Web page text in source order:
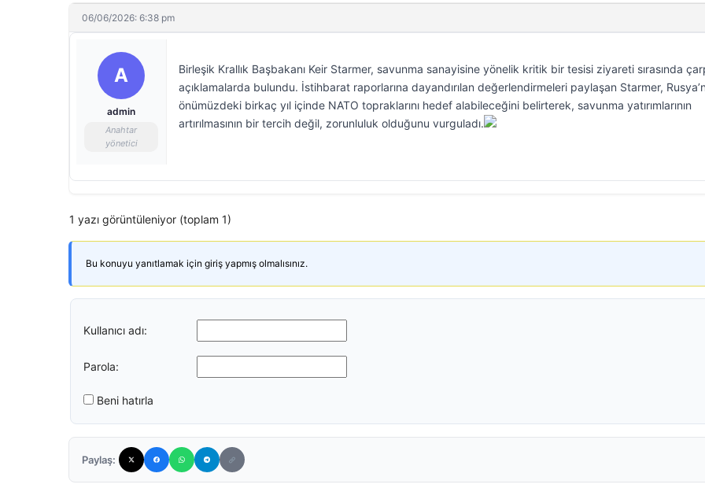
06/06/2026: 6:38 pm
A
admin
Anahtar
yönetici
Birleşik Krallık Başbakanı Keir Starmer, savunma sanayisine yönelik kritik bir tesisi ziyareti sırasında
açıklamalarda bulundu. İstihbarat raporlarına dayandırılan değerlendirmeleri paylaşan Starmer,
önümüzdeki birkaç yıl içinde NATO topraklarını hedef alabileceğini belirterek, savunma yatırımlarının
artırılmasının bir tercih değil, zorunluluk olduğunu vurguladı.
1 yazı görüntüleniyor (toplam 1)
Bu konuyu yanıtlamak için giriş yapmış olmalısınız.
Kullanıcı adı:
Parola:
Beni hatırla
Paylaş: